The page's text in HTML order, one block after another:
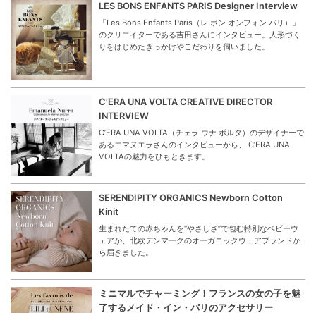
LES BONS ENFANTS PARIS Designer Interview
「Les Bons Enfants Paris（レ ボン オンフォン パリ）」
のクリエイターである吉田さんにインタビュー。人形づく
りをはじめたきっかけやこだわりを伺いました。
C’ERA UNA VOLTA CREATIVE DIRECTOR
INTERVIEW
C’ERA UNA VOLTA（チェラ ウナ ボルタ）のデザイナーで
あるエマヌエラさんのインタビューから、 C’ERA UNA
VOLTAの魅力をひもときます。
SERENDIPITY ORGANICS Newborn Cotton
Kinit
生まれたての赤ちゃんを“やさしさ”で包む特別なベビーウ
ェアが、北欧デンマークのオーガニックウェアブランドか
ら届きました。
ミニマルでチャーミング！フランスの女の子を魅
了するメイド・イン・パリのアクセサリー